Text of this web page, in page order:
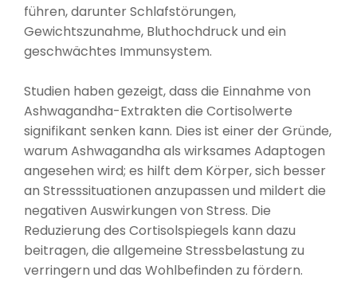
führen, darunter Schlafstörungen,
Gewichtszunahme, Bluthochdruck und ein
geschwächtes Immunsystem.
Studien haben gezeigt, dass die Einnahme von
Ashwagandha-Extrakten die Cortisolwerte
signifikant senken kann. Dies ist einer der Gründe,
warum Ashwagandha als wirksames Adaptogen
angesehen wird; es hilft dem Körper, sich besser
an Stresssituationen anzupassen und mildert die
negativen Auswirkungen von Stress. Die
Reduzierung des Cortisolspiegels kann dazu
beitragen, die allgemeine Stressbelastung zu
verringern und das Wohlbefinden zu fördern.